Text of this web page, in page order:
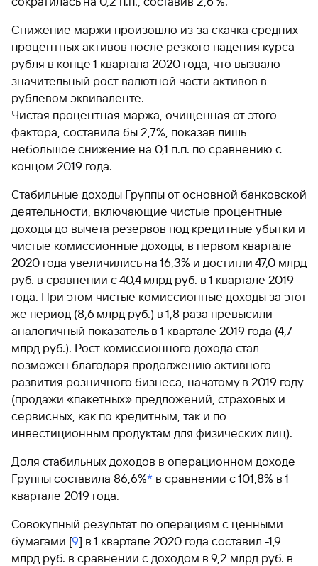
Снижение маржи произошло из-за скачка средних
процентных активов после резкого падения курса
рубля в конце 1 квартала 2020 года, что вызвало
значительный рост валютной части активов в
рублевом эквиваленте.
Чистая процентная маржа, очищенная от этого
фактора, составила бы 2,7%, показав лишь
небольшое снижение на 0,1 п.п. по сравнению с
концом 2019 года.
Стабильные доходы Группы от основной банковской
деятельности, включающие чистые процентные
доходы до вычета резервов под кредитные убытки и
чистые комиссионные доходы, в первом квартале
2020 года увеличились на 16,3% и достигли 47,0 млрд
руб. в сравнении с 40,4 млрд руб. в 1 квартале 2019
года. При этом чистые комиссионные доходы за этот
же период (8,6 млрд руб.) в 1,8 раза превысили
аналогичный показатель в 1 квартале 2019 года (4,7
млрд руб.). Рост комиссионного дохода стал
возможен благодаря продолжению активного
развития розничного бизнеса, начатому в 2019 году
(продажи «пакетных» предложений, страховых и
сервисных, как по кредитным, так и по
инвестиционным продуктам для физических лиц).
Доля стабильных доходов в операционном доходе
Группы составила 86,6%* в сравнении с 101,8% в 1
квартале 2019 года.
Совокупный результат по операциям с ценными
бумагами [9] в 1 квартале 2020 года составил -1,9
млрд руб. в сравнении с доходом в 9,2 млрд руб. в